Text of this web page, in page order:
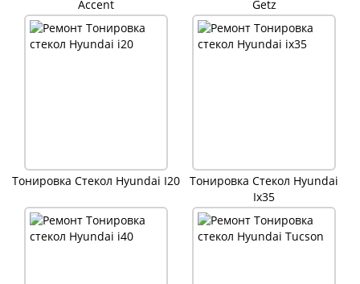
Accent
Getz
Тонировка Стекол Hyundai I20
Тонировка Стекол Hyundai
Ix35